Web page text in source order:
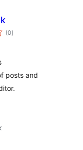
(0общий
рейтинг
)
posts and